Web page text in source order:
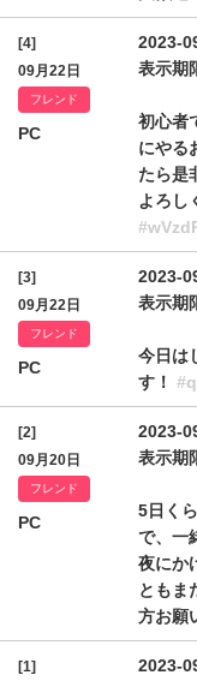
[4]
09月22日
フレンド
PC
2023-
表示期
初心者
にやる
たら是
よろし
[3]
09月22日
フレンド
PC
2023-
表示期
今日は
す！
[2]
09月20日
フレンド
PC
2023-
表示期
5日く
で、一
夜にか
ともま
方お願
[1]
2023-